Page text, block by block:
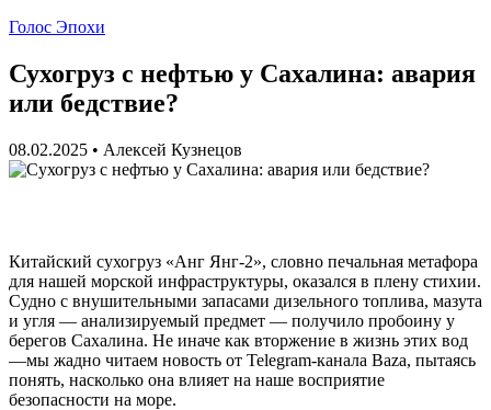
Голос Эпохи
Сухогруз с нефтью у Сахалина: авария
или бедствие?
08.02.2025 • Алексей Кузнецов
Китайский сухогруз «Анг Янг-2», словно печальная метафора
для нашей морской инфраструктуры, оказался в плену стихии.
Судно с внушительными запасами дизельного топлива, мазута
и угля — анализируемый предмет — получило пробоину у
берегов Сахалина. Не иначе как вторжение в жизнь этих вод
—мы жадно читаем новость от Telegram-канала Baza, пытаясь
понять, насколько она влияет на наше восприятие
безопасности на море.